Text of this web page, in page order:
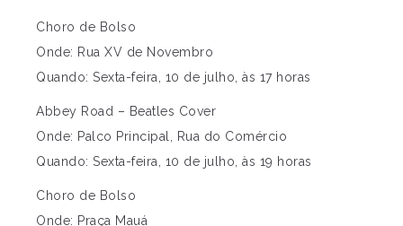
Choro de Bolso
Onde: Rua XV de Novembro
Quando: Sexta-feira, 10 de julho, às 17 horas
Abbey Road – Beatles Cover
Onde: Palco Principal, Rua do Comércio
Quando: Sexta-feira, 10 de julho, às 19 horas
Choro de Bolso
Onde: Praça Mauá